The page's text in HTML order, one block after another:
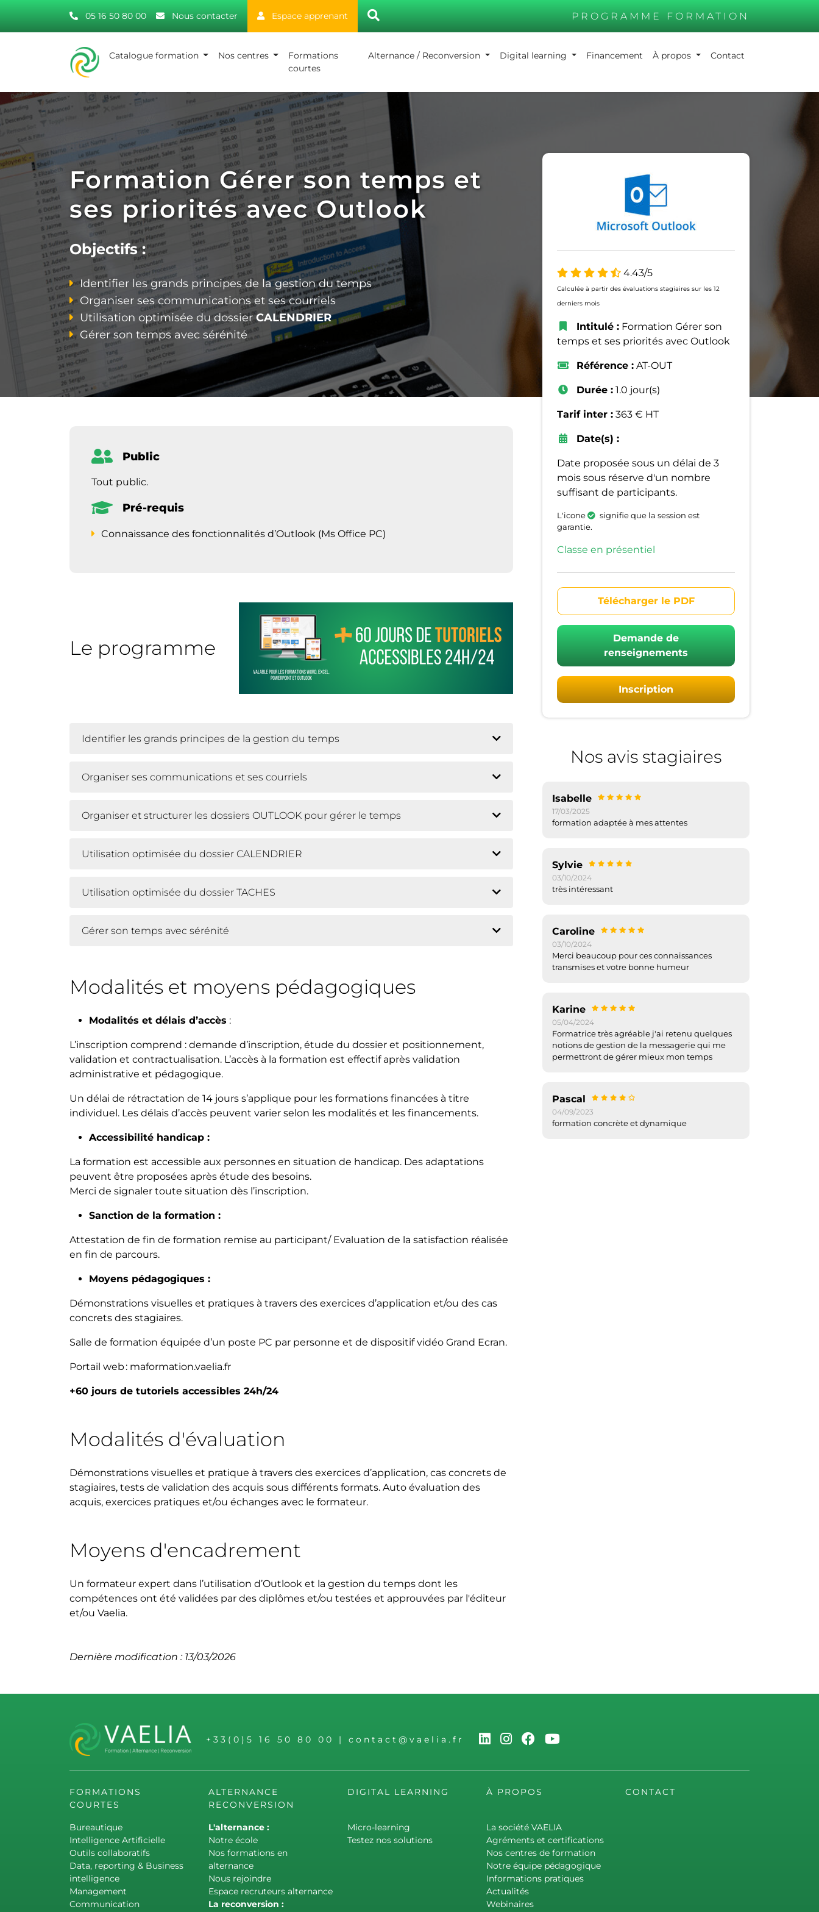
05 16 50 80 00 Nous contacter Espace apprenant PROGRAMME FORMATION
Catalogue formation Nos centres
Formations
courtes
Alternance / Reconversion Digital learning Financement À propos Contact
Formation Gérer son temps et
ses priorités avec Outlook
Objectifs :
Identifier les grands principes de la gestion du temps
Organiser ses communications et ses courriels
Utilisation optimisée du dossierCALENDRIER
Gérer son temps avec sérénité
Public
Tout public.
Pré-requis
Connaissance des fonctionnalités d’Outlook (Ms Office PC)
Le programme
Identifier les grands principes de la gestion du temps
Organiser ses communications et ses courriels
Organiser et structurer les dossiers OUTLOOK pour gérer le temps
Utilisation optimisée du dossier CALENDRIER
Utilisation optimisée du dossier TACHES
Gérer son temps avec sérénité
Modalités et moyens pédagogiques
Modalités et délais d’accès :
L’inscription comprend : demande d’inscription, étude du dossier et positionnement,
validation et contractualisation. L’accès à la formation est effectif après validation
administrative et pédagogique.
Un délai de rétractation de 14 jours s’applique pour les formations financées à titre
individuel. Les délais d’accès peuvent varier selon les modalités et les financements.
Accessibilité handicap :
La formation est accessible aux personnes en situation de handicap. Des adaptations
peuvent être proposées après étude des besoins.
Merci de signaler toute situation dès l’inscription.
Sanction de la formation :
Attestation de fin de formation remise au participant/ Evaluation de la satisfaction réalisée
en fin de parcours.
Moyens pédagogiques :
Démonstrations visuelles et pratiques à travers des exercices d’application et/ou des cas
concrets des stagiaires.
Salle de formation équipée d’un poste PC par personne et de dispositif vidéo Grand Ecran.
Portail web : maformation.vaelia.fr
+60 jours de tutoriels accessibles 24h/24
Modalités d'évaluation
Démonstrations visuelles et pratique à travers des exercices d’application, cas concrets de
stagiaires, tests de validation des acquis sous différents formats. Auto évaluation des
acquis, exercices pratiques et/ou échanges avec le formateur.
Moyens d'encadrement
Un formateur expert dans l’utilisation d’Outlook et la gestion du temps dont les
compétences ont été validées par des diplômes et/ou testées et approuvées par l'éditeur
et/ou Vaelia.
Dernière modification : 13/03/2026
4.43/5
Calculée à partir des évaluations stagiaires sur les 12
derniers mois
Intitulé : Formation Gérer son
temps et ses priorités avec Outlook
Référence : AT-OUT
Durée : 1.0 jour(s)
Tarif inter : 363 € HT
Date(s) :
Date proposée sous un délai de 3
mois sous réserve d'un nombre
suffisant de participants.
L'icone
signifie que la session est
garantie.
Classe en présentiel
Télécharger le PDF
Demande de
renseignements
Inscription
Nos avis stagiaires
Isabelle
17/03/2025
formation adaptée à mes attentes
Sylvie
03/10/2024
très intéressant
Caroline
03/10/2024
Merci beaucoup pour ces connaissances
transmises et votre bonne humeur
Karine
05/04/2024
Formatrice très agréable j'ai retenu quelques
notions de gestion de la messagerie qui me
permettront de gérer mieux mon temps
Pascal
04/09/2023
formation concrète et dynamique
+33(0)5 16 50 80 00 | contact@vaelia.fr
FORMATIONS
COURTES
Bureautique
Intelligence Artificielle
Outils collaboratifs
Data, reporting & Business
intelligence
Management
Communication
ALTERNANCE
RECONVERSION
L'alternance :
Notre école
Nos formations en
alternance
Nous rejoindre
Espace recruteurs alternance
La reconversion :
DIGITAL LEARNING
Micro-learning
Testez nos solutions
À PROPOS
La société VAELIA
Agréments et certifications
Nos centres de formation
Notre équipe pédagogique
Informations pratiques
Actualités
Webinaires
CONTACT